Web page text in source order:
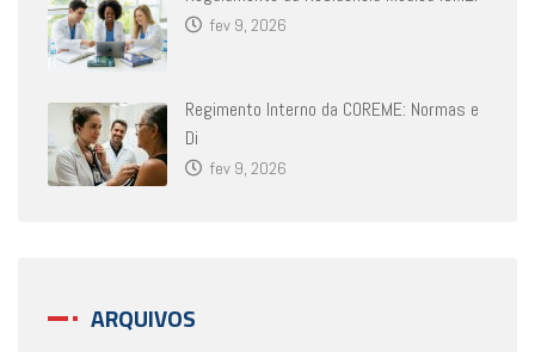
fev 9, 2026
Regimento Interno da COREME: Normas e
Di
fev 9, 2026
ARQUIVOS